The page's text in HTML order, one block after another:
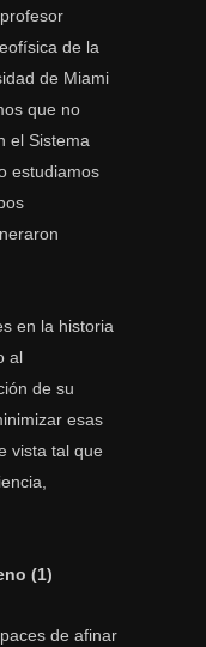
de la
de Miami
que no
el Sistema
estudiamos
en la historia
al
de su
esas
vista tal que
(1)
de afinar